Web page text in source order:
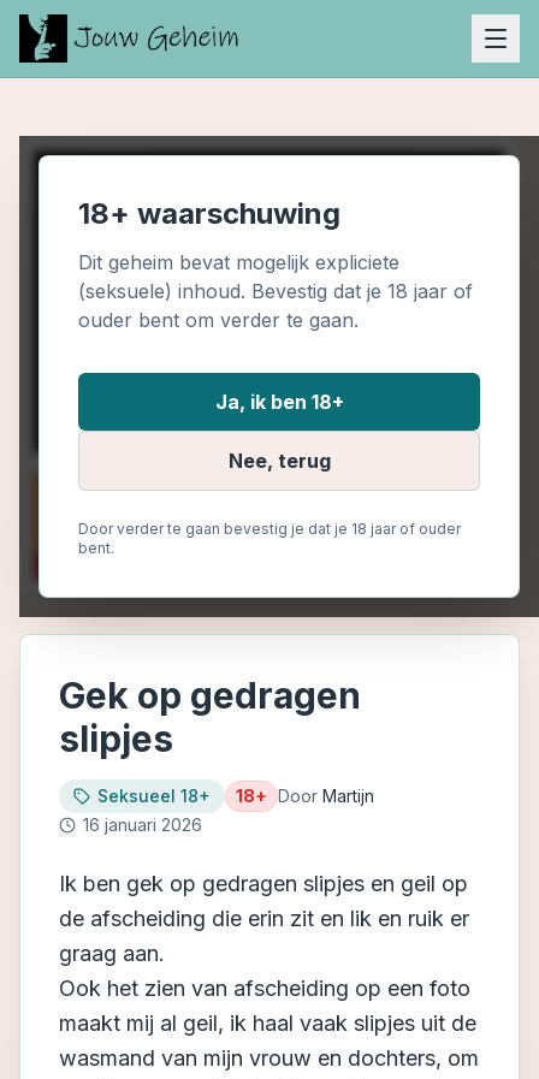
18+ waarschuwing
Dit geheim bevat mogelijk expliciete
(seksuele) inhoud. Bevestig dat je 18 jaar of
ouder bent om verder te gaan.
Ja, ik ben 18+
Nee, terug
Door verder te gaan bevestig je dat je 18 jaar of ouder
bent.
Gek op gedragen
slipjes
Seksueel 18+ 18+ Door Martijn
16 januari 2026
Ik ben gek op gedragen slipjes en geil op
de afscheiding die erin zit en lik en ruik er
graag aan.
Ook het zien van afscheiding op een foto
maakt mij al geil, ik haal vaak slipjes uit de
wasmand van mijn vrouw en dochters, om